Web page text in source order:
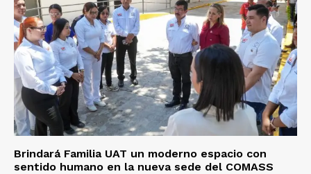
Brindará Familia UAT un moderno espacio con
sentido humano en la nueva sede del COMASS